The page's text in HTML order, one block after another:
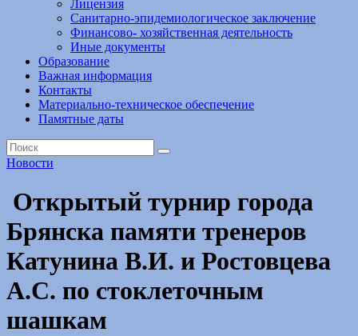
Лицензия
Санитарно-эпидемиологическое заключение
Финансово- хозяйственная деятельность
Иные документы
Образование
Важная информация
Контакты
Материально-техническое обеспечение
Памятные даты
Новости
Открытый турнир города
Брянска памяти тренеров
Катунина В.И. и Ростовцева
А.С. по стоклеточным
шашкам